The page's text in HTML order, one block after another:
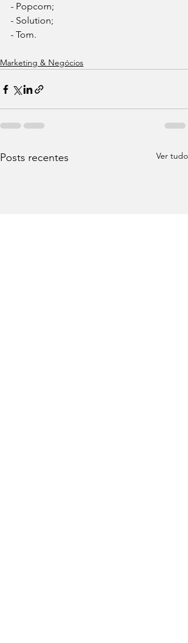
- Popcorn;
- Solution;
- Tom.
Marketing & Negócios
Posts recentes Ver tudo